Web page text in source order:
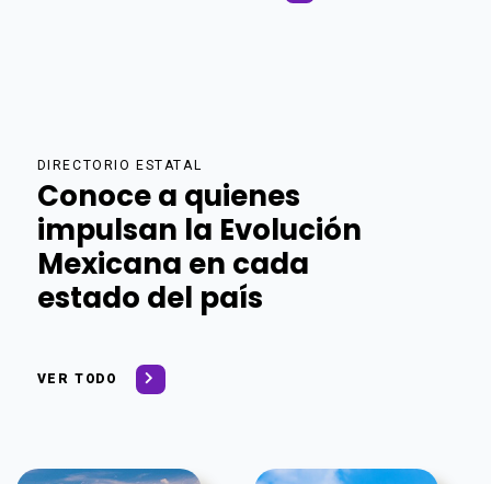
DIRECTORIO ESTATAL
Conoce a quienes
impulsan la Evolución
Mexicana en cada
estado del país
VER TODO